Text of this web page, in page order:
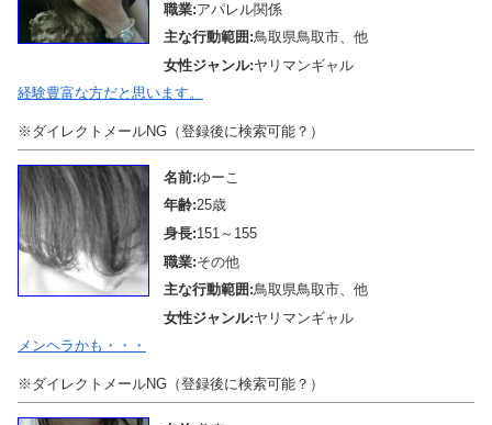
職業:アパレル関係
主な行動範囲:鳥取県鳥取市、他
女性ジャンル:ヤリマンギャル
経験豊富な方だと思います。
※ダイレクトメールNG（登録後に検索可能？）
名前:ゆーこ
年齢:25歳
身長:151～155
職業:その他
主な行動範囲:鳥取県鳥取市、他
女性ジャンル:ヤリマンギャル
メンヘラかも・・・
※ダイレクトメールNG（登録後に検索可能？）